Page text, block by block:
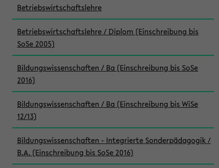
Betriebswirtschaftslehre
Betriebswirtschaftslehre / Diplom (Einschreibung bis
SoSe 2005)
Bildungswissenschaften / Ba (Einschreibung bis SoSe
2016)
Bildungswissenschaften / Ba (Einschreibung bis WiSe
12/13)
Bildungswissenschaften - Integrierte Sonderpädagogik /
B.A. (Einschreibung bis SoSe 2016)